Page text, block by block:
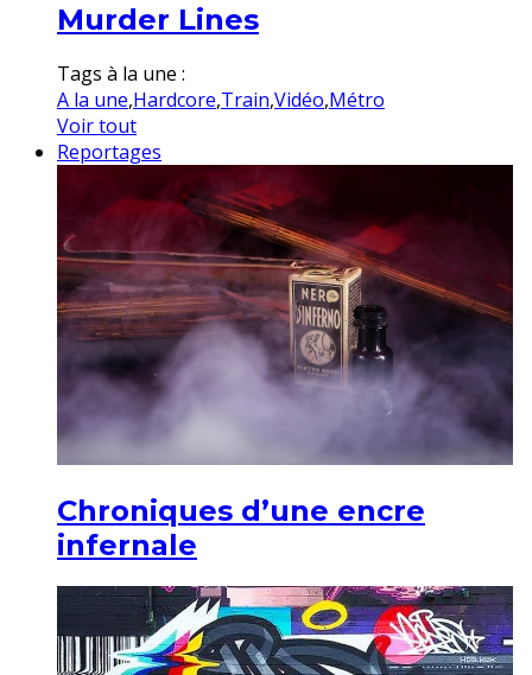
Murder Lines
Tags à la une :
A la une,Hardcore,Train,Vidéo,Métro
Voir tout
Reportages
Chroniques d’une encre
infernale